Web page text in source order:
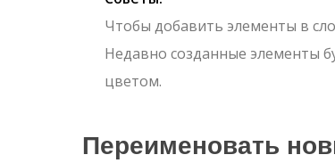
Чтобы добавить элементы в
Недавно созданные элементы
цветом.
Переименовать